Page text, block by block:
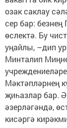
озак саклау
сер бар:
өслектә. Бу
уңайлы, –дип
Минталип
Мәктәпләрнең
җиһазлар бар.
әзерләгәндә,
кисәргә